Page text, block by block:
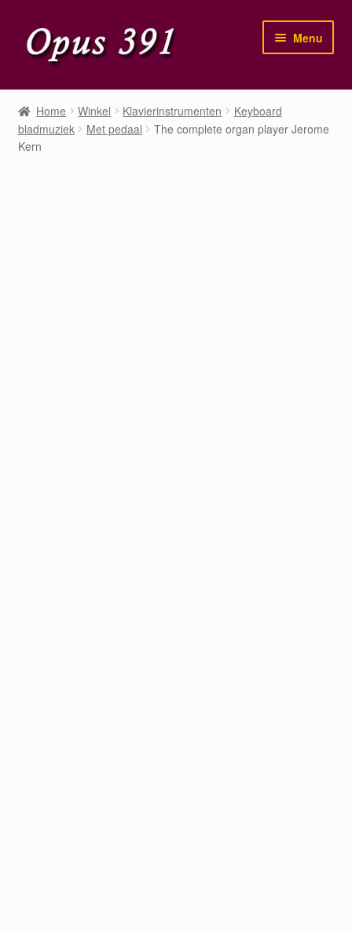
Ga
door
navigatie
Ga
naar
inhoud
Menu
Home
Winkel
Home Winkel Klavierinstrumenten
Keyboard
bladmuziek
Met pedaal
The complete organ player Jerome
Kern